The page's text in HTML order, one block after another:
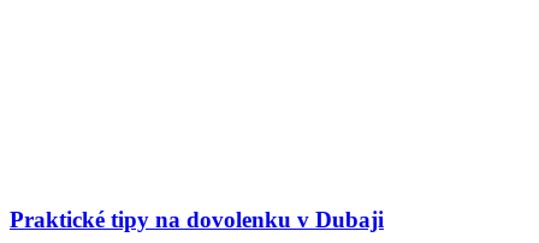
Praktické tipy na dovolenku v Dubaji